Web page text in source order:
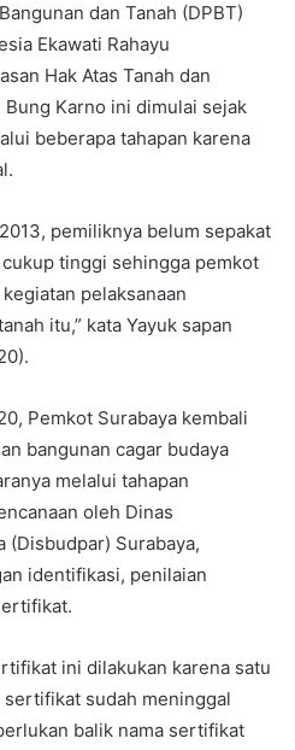
dan Tanah (DPBT)
Ekawati Rahayu
Hak Atas Tanah dan
Karno ini dimulai sejak
beberapa tahapan karena
pemiliknya belum sepakat
tinggi sehingga pemkot
pelaksanaan
itu,” kata Yayuk sapan
Pemkot Surabaya kembali
bangunan cagar budaya
melalui tahapan
oleh Dinas
(Disbudpar) Surabaya,
identifikasi, penilaian
ini dilakukan karena satu
sudah meninggal
balik nama sertifikat